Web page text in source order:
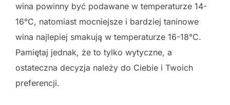
wina powinny być podawane w temperaturze 14-
16°C, natomiast mocniejsze i bardziej taninowe
wina najlepiej smakują w temperaturze 16-18°C.
Pamiętaj jednak, że to tylko wytyczne, a
ostateczna decyzja należy do Ciebie i Twoich
preferencji.